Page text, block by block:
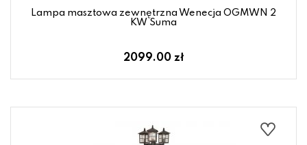
Lampa masztowa zewnętrzna Wenecja OGMWN 2
KW Suma
2099.00 zł